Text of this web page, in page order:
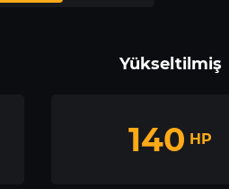
Yükseltilmiş
140 HP